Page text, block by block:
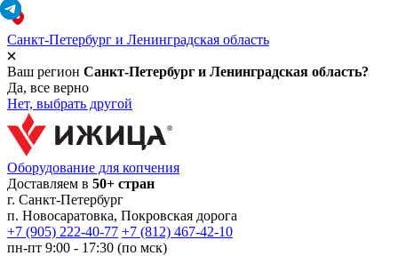
Санкт-Петербург и Ленинградская область
Ваш регион Санкт-Петербург и Ленинградская область?
Да, все верно
Нет, выбрать другой
Оборудование для копчения
Доставляем в 50+ стран
г. Санкт-Петербург
п. Новосаратовка, Покровская дорога
+7 (905) 222-40-77 +7 (812) 467-42-10
пн-пт 9:00 - 17:30 (по мск)